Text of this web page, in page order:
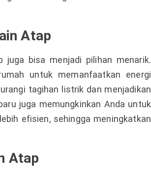
Atap
juga bisa menjadi pilihan menarik.
untuk memanfaatkan energi
tagihan listrik dan menjadikan
juga memungkinkan Anda untuk
efisien, sehingga meningkatkan
Atap